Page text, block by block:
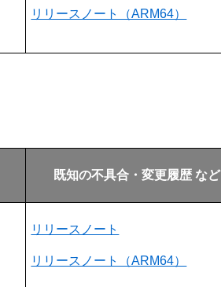
リリースノート（ARM64）
既知の不具合・変更履歴 など
リリースノート
リリースノート（ARM64）